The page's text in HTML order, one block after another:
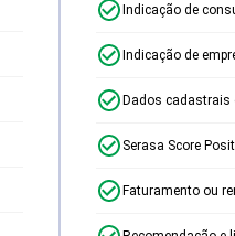
Indicação de
Indicação de
Dados cadastrais
Serasa Score
Faturamento ou